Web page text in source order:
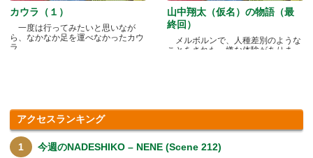
カウラ（１）
一度は行ってみたいと思いなが
ら、なかなか足を運べなかったカウ
ラ.....
山中翔太（仮名）の物語（最
終回）
メルボルンで、人種差別のような
ことをされた、嫌な体験がありま
アクセスランキング
今週のNADESHIKO – NENE (Scene 212)